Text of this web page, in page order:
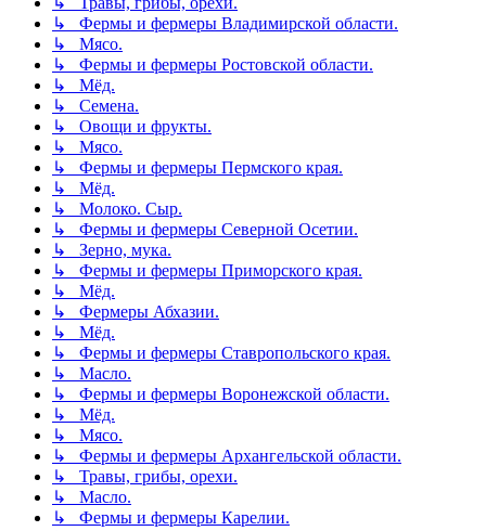
↳ Фермы и фермеры Владимирской области.
↳ Мясо.
↳ Фермы и фермеры Ростовской области.
↳ Мёд.
↳ Семена.
↳ Овощи и фрукты.
↳ Мясо.
↳ Фермы и фермеры Пермского края.
↳ Мёд.
↳ Молоко. Сыр.
↳ Фермы и фермеры Северной Осетии.
↳ Зерно, мука.
↳ Фермы и фермеры Приморского края.
↳ Мёд.
↳ Фермеры Абхазии.
↳ Мёд.
↳ Фермы и фермеры Ставропольского края.
↳ Масло.
↳ Фермы и фермеры Воронежской области.
↳ Мёд.
↳ Мясо.
↳ Фермы и фермеры Архангельской области.
↳ Травы, грибы, орехи.
↳ Масло.
↳ Фермы и фермеры Карелии.